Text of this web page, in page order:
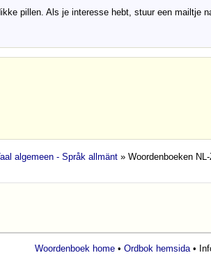
pillen. Als je interesse hebt, stuur een mailtje
algemeen - Språk allmänt » Woordenboeken
Woordenboek home• Ordbok hemsida•